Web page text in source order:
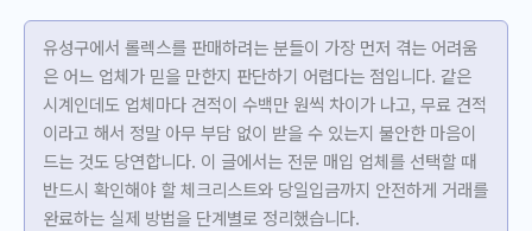
유성구에서 롤렉스를 판매하려는 분들이 가장 먼저 겪는 어려움
은 어느 업체가 믿을 만한지 판단하기 어렵다는 점입니다. 같은
시계인데도 업체마다 견적이 수백만 원씩 차이가 나고, 무료 견적
이라고 해서 정말 아무 부담 없이 받을 수 있는지 불안한 마음이
드는 것도 당연합니다. 이 글에서는 전문 매입 업체를 선택할 때
반드시 확인해야 할 체크리스트와 당일입금까지 안전하게 거래를
완료하는 실제 방법을 단계별로 정리했습니다.